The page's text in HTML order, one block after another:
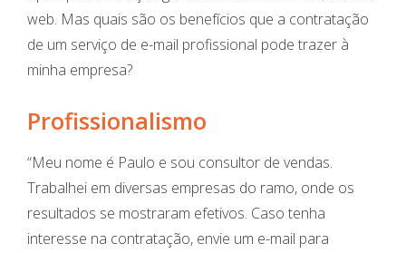
web. Mas quais são os benefícios que a contratação
de um serviço de e-mail profissional pode trazer à
minha empresa?
Profissionalismo
“Meu nome é Paulo e sou consultor de vendas.
Trabalhei em diversas empresas do ramo, onde os
resultados se mostraram efetivos. Caso tenha
interesse na contratação, envie um e-mail para